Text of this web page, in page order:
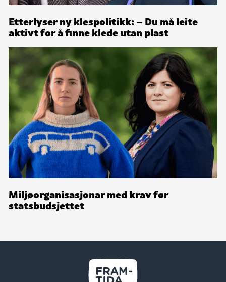
Etterlyser ny klespolitikk: – Du må leite
aktivt for å finne klede utan plast
Miljøorganisasjonar med krav før
statsbudsjettet